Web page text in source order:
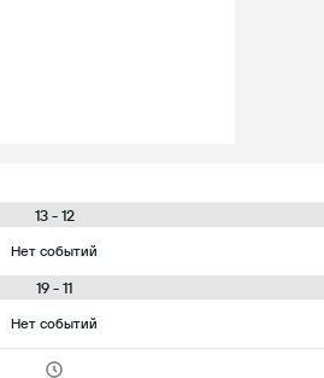
13 - 12
Нет событий
19 - 11
Нет событий